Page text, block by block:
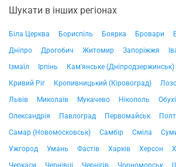
Шукати в інших регіонах
Біла Церква Бориспіль Боярка Бровари
Дніпро
Дрогобич Житомир Запоріжжя
Ізмаїл
Ірпінь Кам'янське (Дніпродзержинськ)
Кривий Ріг
Кропивницький (Кіровоград)
Львів
Миколаїв Мукачево Нікополь
Олександрія
Павлоград Первомайськ
Самар (Новомосковськ)
Самбір Сміла
Ужгород
Умань Фастів Харків Херсон
Черкаси
Чернівці Чернігів Чорноморськ